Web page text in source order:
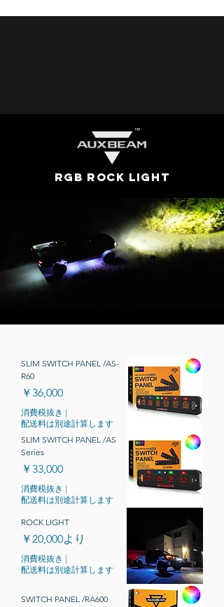
RGB ROCK LIGHT
SLIM SWITCH PANEL /AS-
R60
価格
￥36,000
消費税抜き |
配送料は別途計算します
SLIM SWITCH PANEL /AS
Series
価格
￥33,000
消費税抜き |
配送料は別途計算します
ROCK LIGHT
￥20,000より
セール価格
消費税抜き |
配送料は別途計算します
SWITCH PANEL /RA600